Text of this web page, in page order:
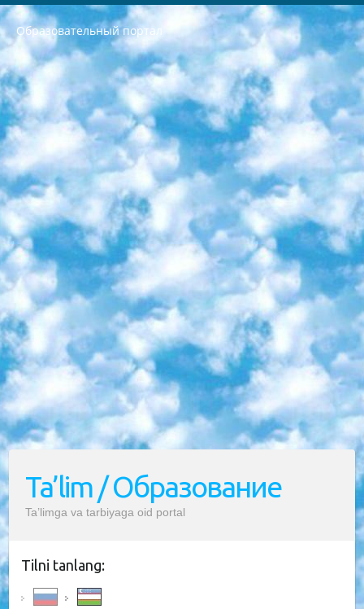
Образовательный портал
РЕСПУБЛИКА УЗБЕКИСТАН МИНИСТРЕРСТВО ДОШКОЛЬНОГО И ШКОЛЬНОГО ОБРАЗОВАНИЯ КОМАНДА в общеобразовательных учреждениях в 2023-2024 учебном году организация и проведение итоговой государственной аттестации обучающихся о Министра дошкольного и школьного образования Республики Узбекистан от 4 марта 2008 года (постановлением Минюста от 20 марта 2008 года № 1778 государственной регистрации) «Итоговое состояние учащихся общего среднего образования на основании положения об утверждении положения об аттестации общего среднего образования выпускной экзамен студентов в образовательных учреждениях в 2023-2024 учебном году В целях организации и прохождения аттестации приказываю: 1. Следующее: перечень предметов, по которым будет проводиться итоговая государственная аттестация и экзамен формы перевода согласно приложению 1; сертификаты международного образца, оценивающие уровень владения иностранными языками перечень согласно приложению 2; 2. Педагогический при специализированных образовательных учреждениях. научно-практический центр квалификации и международной оценки (Д.Давидова) 2024 г. До 25 марта: задания по предметам, по которым будет проводиться итоговая аттестация разработка и утверждение технических условий; итоговая аттестация на основании разработанного предметного задания разработка вопросов по предметам (устно и письменно), экзамен передача; общеобразовательные средние школы и специальные учебные заведения учащиеся выпускных классов школ и интернатов в агентской системе подготовка базы данных экзаменационных материалов и критериев оценки; перевод базы экзаменационных материалов на все языки обучения подать в Республиканский образовательный центр для изготовления; варианты экзаменов на основе разработанных контрольных материалов пусть будут поставлены задачи формирования. 3. Республиканский образовательный центр (Ш.Худайкулов) до 5 апреля 2024 года. до: база данных предоставленных экзаменационных материалов на все языки обучения перевод и экспертиза; для слепых, слабовидящих, глухих, слабослышащих и умственно отсталых детей учащиеся выпускных классов специализированных школ и школ-интернатов база данных экзаменационных материалов на всех преподаваемых языках подготовка критериев оценки; специализированные школы для умственно отсталых детей и технологии для учащихся выпускных классов школ-интернатов разработка соответствующих рекомендаций и критериев проведения ЕГЭ по естествознанию давать задания. 4. Педагогический при специализированных образовательных учреждениях. Научно-практический центр навыков и международной оценки (Д.Давидова), Республика образовательный центр (Худайкулов Ш.) итоговый государственный аттестационный экзамен ориентирован на творческое и логическое мышление при подготовке базы материалов учитывать введение заданий. 5. Следует отметить, что: сертификат государственного образца о знании общеобразовательного предмета и как минимум национальный уровень B1 по предметам на иностранных языках, указанным в Приложении 2. или международно признанный сертификат эквивалентного уровня студенты, изучающие определенный предмет, освобождаются от экзамена; по соответствующим предметам запланирована итоговая государственная аттестация за день до дня, путем жеребьевки Рабочей группой (в письменной форме по предметам, проводимым в форме) из числа сформированных вариантов выбрано 2 варианта; 2 выбранных варианта экзамена анонсированы на официальном сайте министерства и все выпускники по всей стране на основе этих вариантов проводит итоговую государственную аттестацию. 6. Государственное образование учащихся средних общеобразовательных учреждений. знания в соответствии с квалификационными требованиями, которые необходимо приобрести на основании стандартов итоговый (выпускной) контроль для 9 и 11 классов в целях тестирования Экзамены (далее – экзамены) состоят из предметов, перечисленных в приложении 1. будет сделано. 7. Экзамены пройдут с 26 мая по 15 июня 2024 г. (кроме науки физического воспитания). 8. Физическая для учащихся 9 классов общесредних образовательных учреждений. Экзамены по предмету «Образование, квалификация медицина» 1-6 мая 2024 года. сотрудники перевести под присмотр (с отклонениями в физическом или умственном развитии) специализированная школа для детей, школы-интернаты и со сколиозом школы-интернаты санаторного типа для больных детей исключены). 9. Он был слепым, слабовидящим и имел нарушения опорно-двигательного аппарата. экзамены в специализированных школах и интернатах для детей должны проводиться исходя из требований, предъявляемых к общеобразовательным учреждениям (физкультура кроме науки). 10. Специализированная школа для глухих и слабослышащих детей. и экзамены в интернатах и быть реализован в виде письменного теста по математике. 11. Специальность для умственно отсталых детей. Для 9 класса Родной язык и литературное письмо Государственный язык (язык обучения – узбекский). для неклассов) написано Математическое письмо Письменная/устная история Узбекистана Физическое воспитание практично Итоговый контроль Для 11 класса Написание родного языка и литературы (эссе) Математическое письмо Узбекский язык (обучение на узбекском языке) не посещающее общее среднее образование для учреждений)/Образовательное учреждение выбор письменный и устный Иностранный язык письменный/устный Письменная/устная история Узбекистана *По выбору студента:  Химия  Физика  Основы государственного права  География 10 бесплатных образовательных ресурсов - Мы составили подборку онлайн-проектов с интерактивными упражнениями, видеолекциями и статьями. Они помогут вам обрести новые и освежить старые знания бесплатно. 1. «ИНТУИТ» Старейшая образовательная площадка Рунета. Здесь вы найдёте сотни текстовых и видеокурсов на десятки различных тем — от программирования до психологии. Многие курсы подготовлены российскими университетами и крупными международными компаниями вроде Intel и Microsoft. Самостоятельное обучение бесплатное, но желающие могут оплатить услуги персональных наставников. 2. «Смартия» знакомит с актуальными профессиями и подсказывает, как им обучаться. Выбрав заинтересовавшую вас специальность — SMM-специалист, фотограф, веб-дизайнер или другую, — увидите список необходимых для неё умений. Чтобы вы могли освоить их самостоятельно, для каждого умения площадка отображает подборку ссылок на учебные материалы. Хотя «Смартия» ориентируется на русскоязычную аудиторию, часть контента всё же доступна только на английском. 3. «Лекторий Физтеха» Проект Московского физико-технического института (Физтеха). С его помощью вы можете смотреть онлайн серии лекций, записанные на видео в этом вузе. В числе доступных предметов — физика, биология, химия, информационные технологии и другие. К некоторым лекциям администрация ресурса прилагает готовые конспекты, которые можно скачивать в PDF-формате. 4. ITMOcourses Онлайн-площадка Санкт-Петербургского национального исследовательского университета информационных технологий, механики и оптики (ИТМО). Ресурс предоставляет свободный доступ к курсам, разработанным в этом вузе. Каталог материалов разбит на четыре категории: «Оптические системы и технологии», «Приборостроение и робототехника», «Информационные технологии» и «Биотехнологии». Курсы состоят из видеолекций, интерактивных демонстраций и заданий. 5. «КиберЛенинка» Электронная научная библиотека открытого доступа. Каталог площадки регулярно обрастает текстами статей из различных научных изданий. Сгруппированные по журналам и рубрикам публикации можно читать онлайн или скачивать целиком в PDF-формате. Проект нацелен на популяризацию науки за счёт открытого доступа к качественной информации. 6. «ПостНаука» На этом ресурсе публикуют подборки видеолекций, составленные экспертами из разных отраслей и объединённые общими темами. Среди них, к примеру, есть серии «Биоинформатика и геномика», «Культура средневековой Скандинавии» и Cinema Studies о теории кино. Каждая подборка лекций — логически связанная история, рассказанная экспертом от первого лица. Кроме того, на сайте появляются научно-образовательные статьи и тесты на разные темы. 7. «Newочём» Команда проекта «Newочём» отбирает самые интересные тексты из англоязычных СМИ и переводит те из них, за которые голосуют участники сообщества «ВКонтакте». По большей части это научно-популярные статьи. Редакторы придумывают лишь заголовки, в остальном содержание переводов соответствует оригиналам. Полные тексты можно читать прямо в социальной сети. 8. InternetUrok Онлайн-база материалов по основным дисциплинам школьной программы. Информация на сайте структурирована по классам, предметам и темам (урокам). Каждый урок состоит из видеолекций и конспектов. Есть также интерактивные тренажёры и тесты для закрепления пройденного материала. Даже если вы давно окончили школу, возможность повторить программу старших классов всегда может пригодиться. 9. Edutainme Ещё один ресурс об образовании. В отличие от Newtonew, как мне кажется, Edutainme больше ориентируется на представителей индустрии: педагогов, предпринимателей, разработчиков образовательных проектов. Но и любой, кто просто стремится к саморазвитию, найдёт на сайте много полезного и интересного для себя. Например, информацию о новых курсах и образовательных сервисах. 10. Newtonew Онлайн-медиа об образовании и обучении в широком смысле. Авторы Newtonew пишут об инструментах, заведениях, тактиках и стратегиях, которые помогают учить других и получать новые знания самостоятельно. На этой площадке вы найдёте новости, обзоры, аналитические мат
Ta’lim / Образование
Ta’limga va tarbiyaga oid portal
Tilni tanlang: